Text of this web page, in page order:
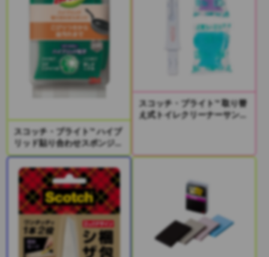
スコッチ・ブライト™ ハイブ
リッド貼り合わせスポンジ2
個入り
スコッチ・ブライト™ 取り替
え式トイレクリーナーサンプ